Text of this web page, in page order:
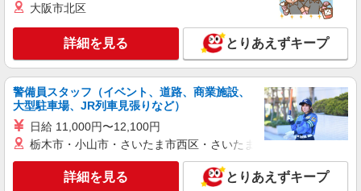
時給1400円〜1450円（経験・能力による） ※
残業代支給 ★交通費別途支給（規定あり） ゜
+゜・。○。・゜+゜・。○。・゜+゜ 入社祝い金10
万円支給(規定有) お友達を紹介頂くと, インセンテ
ィブ支給(規定有) ★月2回払い・週払い可能（規程
有）★ ゜・。○。・゜+゜・。○。・゜+゜
大分県大分市のsoftbankショップ
キープ 詳細を見る
紹介予定派遣
株式会社シエロ
≪スマホアドバイザー≫
大阪市北区
詳細を見る とりあえずキープ
警備員スタッフ（イベント、道路、商業施設、
大型駐車場、JR列車見張りなど）
日給 11,000円〜12,100円
栃木市・小山市・さいたま市西区・さいたま市岩槻区・久喜市・
詳細を見る とりあえずキープ